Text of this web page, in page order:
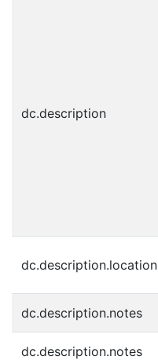
dc.description
dc.description.location
dc.description.notes
dc.description.notes